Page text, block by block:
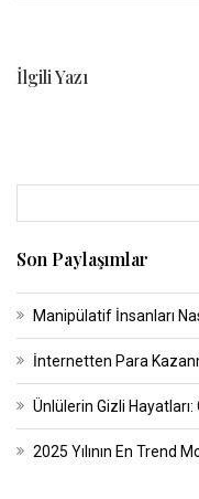
İlgili Yazı
Son Paylaşımlar
Manipülatif İnsanları
İnternetten Para
Ünlülerin Gizli Hayatları:
2025 Yılının En Trend